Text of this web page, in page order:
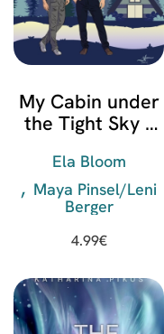
My Cabin under
the Tight Sky –
Ela Bloom
Maya Pinsel/Leni
Berger
4.99€